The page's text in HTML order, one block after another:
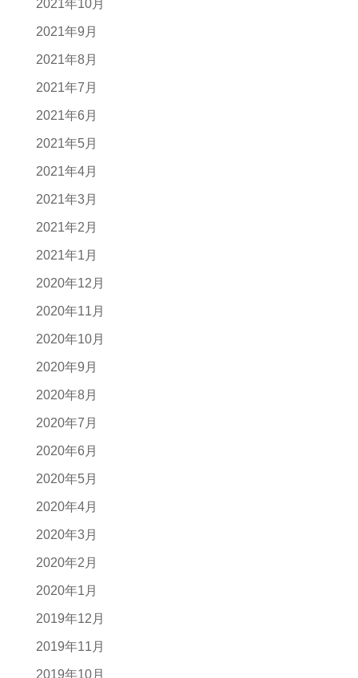
2021年10月
2021年9月
2021年8月
2021年7月
2021年6月
2021年5月
2021年4月
2021年3月
2021年2月
2021年1月
2020年12月
2020年11月
2020年10月
2020年9月
2020年8月
2020年7月
2020年6月
2020年5月
2020年4月
2020年3月
2020年2月
2020年1月
2019年12月
2019年11月
2019年10月